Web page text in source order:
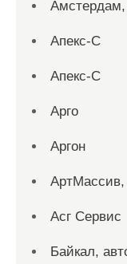
Амстердам,
Апекс-С
Апекс-С
Арго
Аргон
АртМассив,
Асг Сервис
Байкал,